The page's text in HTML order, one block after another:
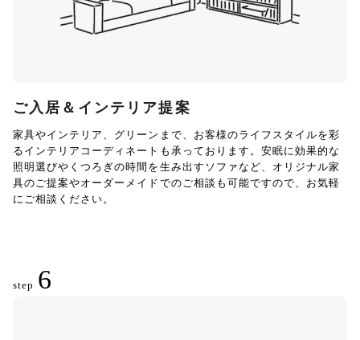
ご入居＆インテリア提案
家具やインテリア、グリーンまで、お客様のライフスタイルを彩
るインテリアコーディネートも承っております。安眠に効果的な
照明選びやくつろぎの時間を生み出すソファなど、オリジナル家
具のご提案やオーダーメイドでのご相談も可能ですので、お気軽
にご相談ください。
step 6